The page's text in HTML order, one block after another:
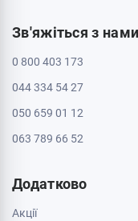
Зв'яжіться з нами
0 800 403 173
044 334 54 27
050 659 01 12
063 789 66 52
Додатково
Акції